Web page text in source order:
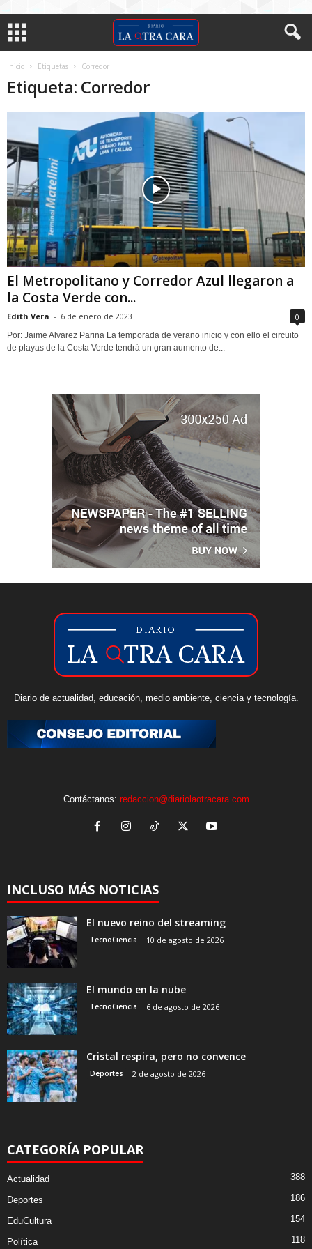
Inicio Etiquetas Corredor
Etiqueta: Corredor
El Metropolitano y Corredor Azul llegaron a
la Costa Verde con...
Edith Vera - 6 de enero de 2023 0
Por: Jaime Alvarez Parina La temporada de verano inicio y con ello el circuito
de playas de la Costa Verde tendrá un gran aumento de...
Diario de actualidad, educación, medio ambiente, ciencia y tecnología.
Contáctanos: redaccion@diariolaotracara.com
INCLUSO MÁS NOTICIAS
El nuevo reino del streaming
TecnoCiencia 10 de agosto de 2026
El mundo en la nube
TecnoCiencia 6 de agosto de 2026
Cristal respira, pero no convence
Deportes 2 de agosto de 2026
CATEGORÍA POPULAR
Actualidad 388
Deportes 186
EduCultura 154
Política 118